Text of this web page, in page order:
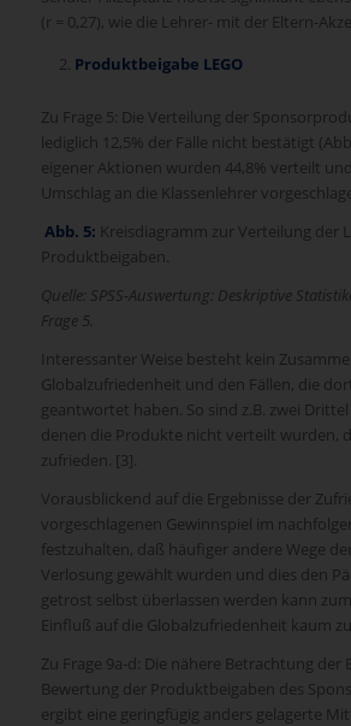
(r = 0,27), wie die Lehrer- mit der Eltern-
Produktbeigabe LEGO
Zu Frage 5: Die Verteilung der
lediglich 12,5% der Fälle nicht bestätigt
eigener Aktionen wurden 44,8% verteilt
Umschlag an die Klassenlehrer
Abb. 5: Kreisdiagramm zur Verteilung der
Produktbeigaben.
Quelle: SPSS-Auswertung: Deskriptive
Frage 5.
Interessanter Weise besteht kein
Globalzufriedenheit und den Fällen, die
geantwortet haben. So sind z.B. zwei
denen die Produkte nicht verteilt wurden,
zufrieden. [3].
Vorausblickend auf die Ergebnisse der
vorgeschlagenen Gewinnspiel im
festzuhalten, daß häufiger andere Wege
Verlosung gewählt wurden und dies den
getrost selbst überlassen werden kann
Einfluß auf die Globalzufriedenheit kaum
Zu Frage 9a-d: Die nähere Betrachtung der
Bewertung der Produktbeigaben des
ergibt eine geringfügig anders gelagerte